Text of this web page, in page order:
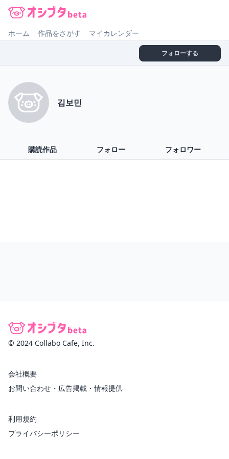
ホーム 作品をさがす マイカレンダー
フォローする
김보민
購読作品 フォロー フォロワー
© 2024 Collabo Cafe, Inc.
会社概要
お問い合わせ・広告掲載・情報提供
利用規約
プライバシーポリシー